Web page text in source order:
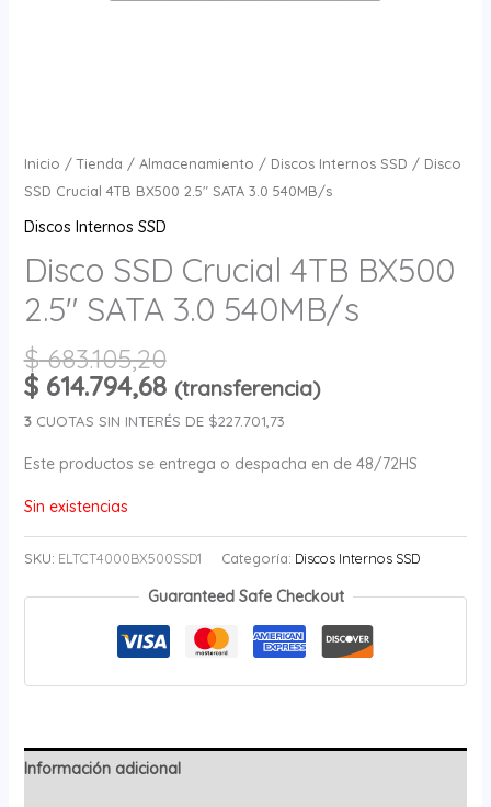
Inicio /Tienda / Almacenamiento / Discos Internos SSD / Disco
SSD Crucial 4TB BX500 2.5″ SATA 3.0 540MB/s
Discos Internos SSD
Disco SSD Crucial 4TB BX500
2.5″ SATA 3.0 540MB/s
$683.105,20
$614.794,68 (transferencia)
3CUOTAS SIN INTERÉS DE $227.701,73
Este productos se entrega o despacha en de 48/72HS
Sin existencias
SKU: ELTCT4000BX500SSD1 Categoría: Discos Internos SSD
Guaranteed Safe Checkout
Información adicional